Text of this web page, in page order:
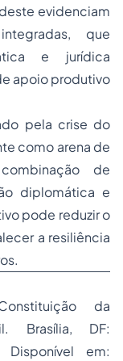
evidenciam
que
e jurídica
apoio produtivo
pela crise do
como arena de
de
diplomática e
pode reduzir o
a resiliência
da
Brasília, DF:
Disponível em: